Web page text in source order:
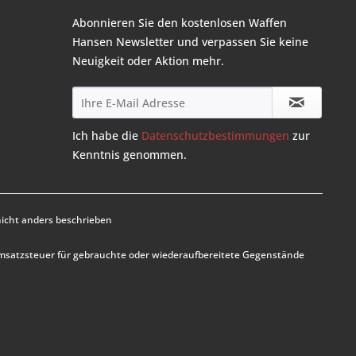
Abonnieren Sie den kostenlosen Waffen
Hansen Newsletter und verpassen Sie keine
Neuigkeit oder Aktion mehr.
Ich habe die Datenschutzbestimmungen zur
Kenntnis genommen.
anders beschrieben
für gebrauchte oder wiederaufbereitete Gegenstände